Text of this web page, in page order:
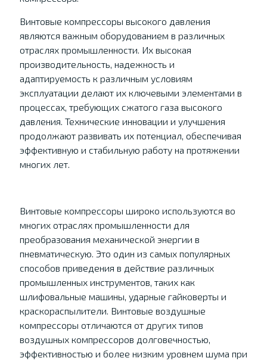
Винтовые компрессоры высокого давления
являются важным оборудованием в различных
отраслях промышленности. Их высокая
производительность, надежность и
адаптируемость к различным условиям
эксплуатации делают их ключевыми элементами в
процессах, требующих сжатого газа высокого
давления. Технические инновации и улучшения
продолжают развивать их потенциал, обеспечивая
эффективную и стабильную работу на протяжении
многих лет.
Винтовые компрессоры широко используются во
многих отраслях промышленности для
преобразования механической энергии в
пневматическую. Это один из самых популярных
способов приведения в действие различных
промышленных инструментов, таких как
шлифовальные машины, ударные гайковерты и
краскораспылители. Винтовые воздушные
компрессоры отличаются от других типов
воздушных компрессоров долговечностью,
эффективностью и более низким уровнем шума при